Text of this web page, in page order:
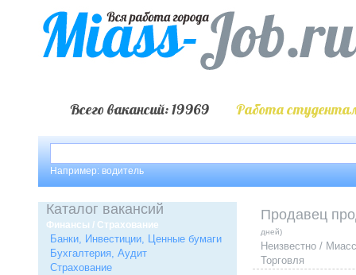
Всего вакансий: 19969 Работа
Например: водитель
Продавец
дней)
Неизвестно / Миасс
Торговля
Каталог вакансий
Финансы / Страхование
Банки, Инвестиции, Ценные бумаги
Бухгалтерия, Аудит
Страхование